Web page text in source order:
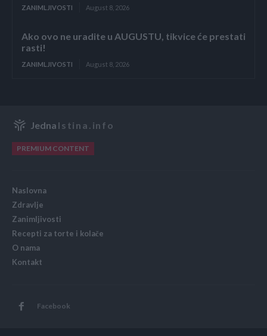
ZANIMLJIVOSTI August 8, 2026
Ako ovo ne uradite u AUGUSTU, tikvice će prestati
rasti!
ZANIMLJIVOSTI August 8, 2026
Jedna Istina.info
PREMIUM CONTENT
Naslovna
Zdravlje
Zanimljivosti
Recepti za torte i kolače
O nama
Kontakt
Facebook